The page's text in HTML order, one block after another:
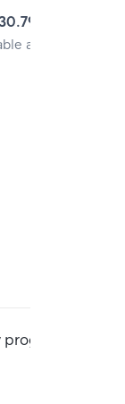
Sq.m.
area